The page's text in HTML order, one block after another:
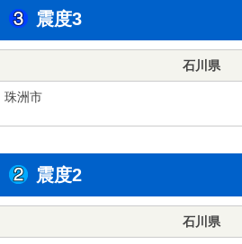
震度3
石川県
珠洲市
震度2
石川県